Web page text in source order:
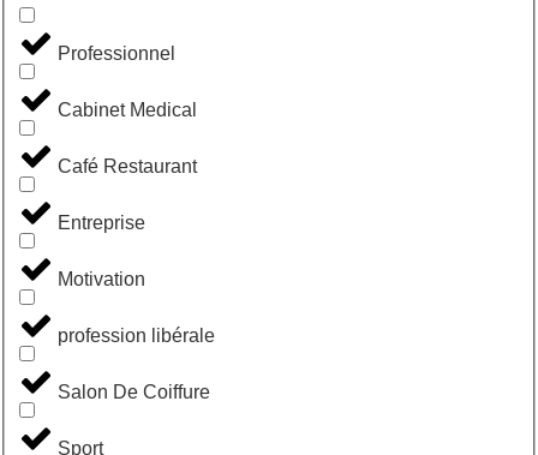
Professionnel
Cabinet Medical
Café Restaurant
Entreprise
Motivation
profession libérale
Salon De Coiffure
Sport